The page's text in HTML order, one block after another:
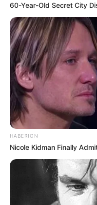
PRONOSTIC
meilleure presse
Retrouvez tous les jours
cette page.
Vincennes d’autrefois
60-Year-Old Secret City
HABERION
Nicole Kidman Finally